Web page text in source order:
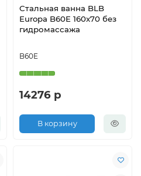
Стальная ванна BLB
Europa B60E 160x70 без
гидромассажа
B60E
14276 р
В корзину